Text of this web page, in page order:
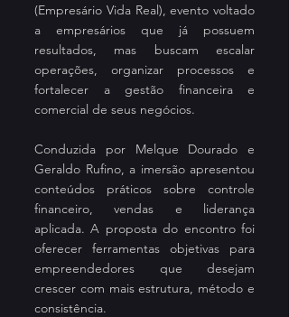
(Empresário Vida Real), evento voltado
a empresários que já possuem
resultados, mas buscam escalar
operações, organizar processos e
fortalecer a gestão financeira e
comercial de seus negócios.
Conduzida por Melque Dourado e
Geraldo Rufino, a imersão apresentou
conteúdos práticos sobre controle
financeiro, vendas e liderança
aplicada. A proposta do encontro foi
oferecer ferramentas objetivas para
empreendedores que desejam
crescer com mais estrutura, método e
consistência.